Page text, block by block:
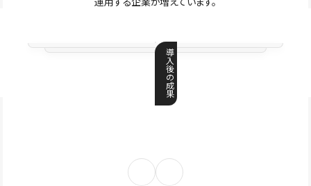
導
入
後
の
成
果